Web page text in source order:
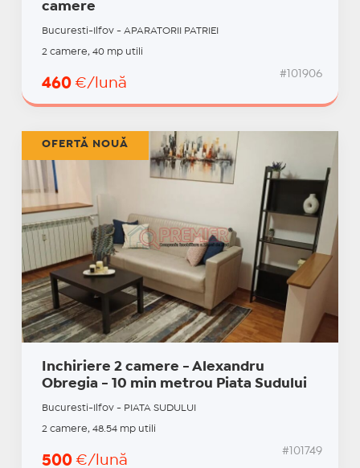
camere
Bucuresti-Ilfov - APARATORII PATRIEI
2 camere, 40 mp utili
460 €/lună
#101906
Inchiriere 2 camere - Alexandru
Obregia - 10 min metrou Piata Sudului
Bucuresti-Ilfov - PIATA SUDULUI
2 camere, 48.54 mp utili
500 €/lună
#101749
OFERTĂ NOUĂ